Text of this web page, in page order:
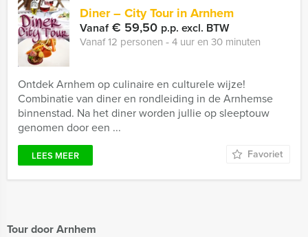
Tour door Arnhem
Diner – City Tour in Arnhem
Vanaf€ 59,50 p.p. excl. BTW
Vanaf 12 personen ‐ 4 uur en 30 minuten
Ontdek Arnhem op culinaire en culturele wijze!
Combinatie van diner en rondleiding in de Arnhemse
binnenstad. Na het diner worden jullie op sleeptouw
genomen door een ...
LEES MEER Favoriet